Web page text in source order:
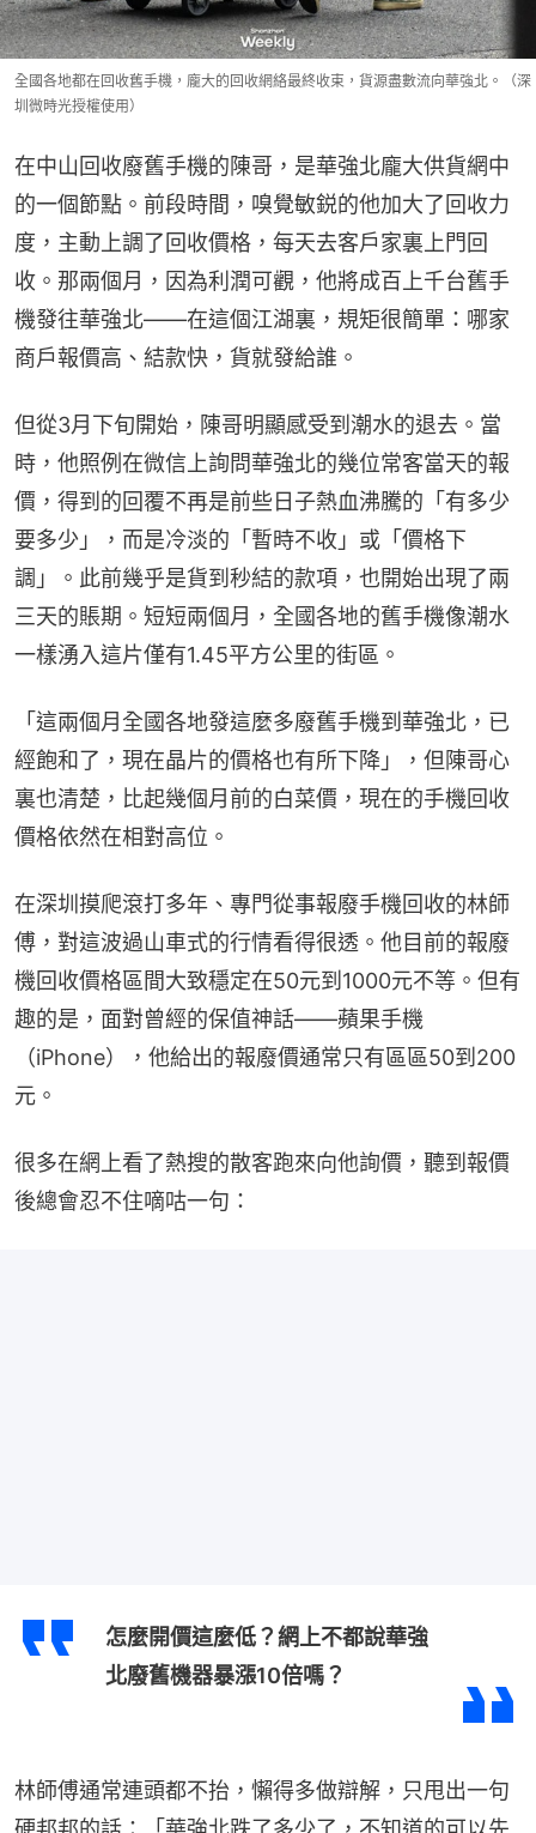
全國各地都在回收舊手機，龐大的回收網絡最終收束，貨源盡數流向華強北。（深
圳微時光授權使用）
在中山回收廢舊手機的陳哥，是華強北龐大供貨網中
的一個節點。前段時間，嗅覺敏鋭的他加大了回收力
度，主動上調了回收價格，每天去客戶家裏上門回
收。那兩個月，因為利潤可觀，他將成百上千台舊手
機發往華強北——在這個江湖裏，規矩很簡單：哪家
商戶報價高、結款快，貨就發給誰。
但從3月下旬開始，陳哥明顯感受到潮水的退去。當
時，他照例在微信上詢問華強北的幾位常客當天的報
價，得到的回覆不再是前些日子熱血沸騰的「有多少
要多少」，而是冷淡的「暫時不收」或「價格下
調」。此前幾乎是貨到秒結的款項，也開始出現了兩
三天的賬期。短短兩個月，全國各地的舊手機像潮水
一樣湧入這片僅有1.45平方公里的街區。
「這兩個月全國各地發這麼多廢舊手機到華強北，已
經飽和了，現在晶片的價格也有所下降」，但陳哥心
裏也清楚，比起幾個月前的白菜價，現在的手機回收
價格依然在相對高位。
在深圳摸爬滾打多年、專門從事報廢手機回收的林師
傅，對這波過山車式的行情看得很透。他目前的報廢
機回收價格區間大致穩定在50元到1000元不等。但有
趣的是，面對曾經的保值神話——蘋果手機
（iPhone），他給出的報廢價通常只有區區50到200
元。
很多在網上看了熱搜的散客跑來向他詢價，聽到報價
後總會忍不住嘀咕一句：
怎麼開價這麼低？網上不都說華強
北廢舊機器暴漲10倍嗎？
林師傅通常連頭都不抬，懶得多做辯解，只甩出一句